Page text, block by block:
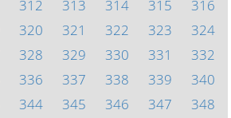
312 313 314 315
316
320 321 322 323
324
328 329 330 331
332
336 337 338 339
340
344 345 346 347 348